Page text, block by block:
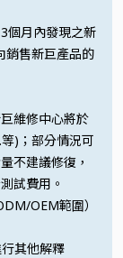
個月內發現之新
銷售新巨產品的
維修中心將於
)；部分情況可
不建議修復，
試費用。
OEM範圍）
其他解釋